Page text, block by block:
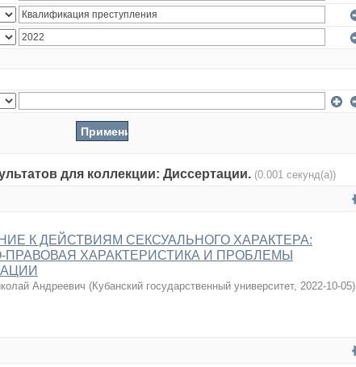
для коллекции: Диссертации. (0.001 секунд(а))
К ДЕЙСТВИЯМ СЕКСУАЛЬНОГО ХАРАКТЕРА:
ПРАВОВАЯ ХАРАКТЕРИСТИКА И ПРОБЛЕМЫ
Андреевич (Кубанский государственный университет, 2022-10-05)